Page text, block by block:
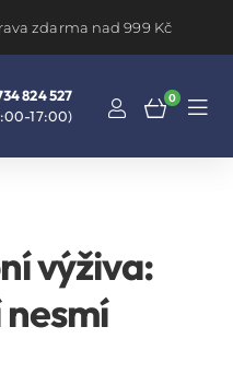
zdarma nad 999 Kč
824 527
17:00)
0
výživa: